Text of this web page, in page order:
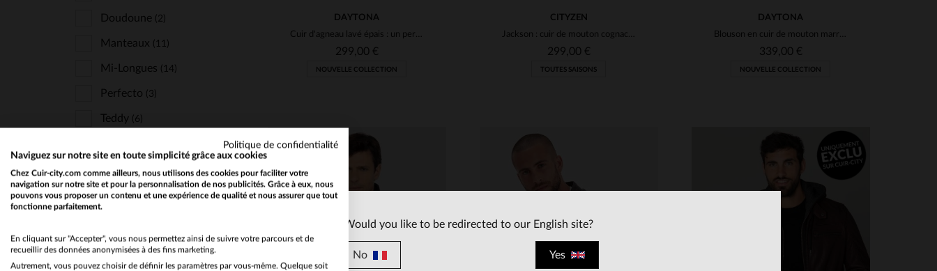
Doudoune (2)
Manteaux (11)
Mi-Longues (14)
Perfecto (3)
Teddy (6)
STYLE
Chic Et Classe (3)
(137)
Rock(7)
DAYTONA
Cuir d'agneau lavé épais : un perfecto rock au style cintré.
299,00 €
NOUVELLE COLLECTION
CITYZEN
Jackson : cuir de mouton cognac, léger, souple et au style intemporel.
299,00 €
TOUTES SAISONS
DAYTONA
Blouson en cuir de mouton marron roux, coupe slim et technique.
339,00 €
NOUVELLE COLLECTION
Would you like to be redirected to our English site?
No Yes
Politique de confidentialité
Naviguez sur notre site en toute simplicité grâce aux cookies
Chez Cuir-city.com comme ailleurs, nous utilisons des cookies pour faciliter votre
navigation sur notre site et pour la personnalisation de nos publicités. Grâce à eux, nous
pouvons vous proposer un contenu et une expérience de qualité et nous assurer que tout
fonctionne parfaitement.
En cliquant sur "Accepter", vous nous permettez ainsi de suivre votre parcours et de
recueillir des données anonymisées à des fins marketing.
Autrement, vous pouvez choisir de définir les paramètres par vous-même. Quelque soit